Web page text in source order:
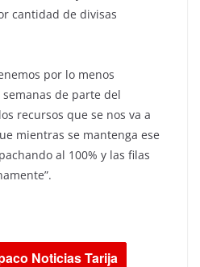
cantidad de divisas
por lo menos
de parte del
recursos que se nos va a
mientras se mantenga ese
al 100% y las filas